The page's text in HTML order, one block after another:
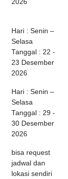
2026
Hari : Senin –
Selasa
Tanggal : 22 -
23 Desember
2026
Hari : Senin –
Selasa
Tanggal : 29 -
30 Desember
2026
bisa request
jadwal dan
lokasi sendiri